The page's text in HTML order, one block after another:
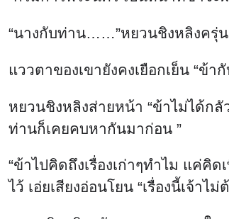
“นางกับท่าน……”หยวนชิงหลิงครุ่
แววตาของเขายังคงเยือกเย็น “ข้
หยวนชิงหลิงส่ายหน้า “ข้าไม่ได้กลั
ท่านก็เคยคบหากันมาก่อน ”
“ข้าไปคิดถึงเรื่องเก่าๆทำไม แค่คิ
ไว้ เอ่ยเสียงอ่อนโยน “เรื่องนี้เจ้าไ